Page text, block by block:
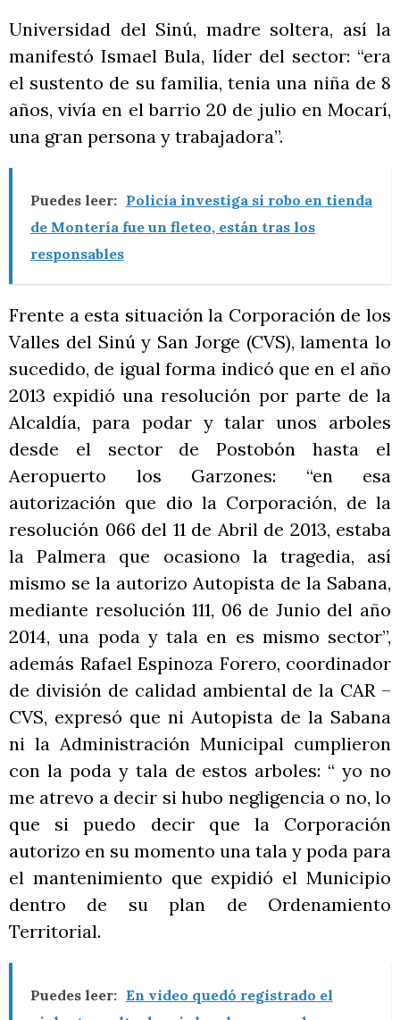
Universidad del Sinú, madre soltera, así la
manifestó Ismael Bula, líder del sector: “era
el sustento de su familia, tenia una niña de 8
años, vivía en el barrio 20 de julio en Mocarí,
una gran persona y trabajadora”.
Puedes leer: Policía investiga si robo en tienda
de Montería fue un fleteo, están tras los
responsables
Frente a esta situación la Corporación de los
Valles del Sinú y San Jorge (CVS), lamenta lo
sucedido, de igual forma indicó que en el año
2013 expidió una resolución por parte de la
Alcaldía, para podar y talar unos arboles
desde el sector de Postobón hasta el
Aeropuerto los Garzones: “en esa
autorización que dio la Corporación, de la
resolución 066 del 11 de Abril de 2013, estaba
la Palmera que ocasiono la tragedia, así
mismo se la autorizo Autopista de la Sabana,
mediante resolución 111, 06 de Junio del año
2014, una poda y tala en es mismo sector”,
además Rafael Espinoza Forero, coordinador
de división de calidad ambiental de la CAR –
CVS, expresó que ni Autopista de la Sabana
ni la Administración Municipal cumplieron
con la poda y tala de estos arboles: “ yo no
me atrevo a decir si hubo negligencia o no, lo
que si puedo decir que la Corporación
autorizo en su momento una tala y poda para
el mantenimiento que expidió el Municipio
dentro de su plan de Ordenamiento
Territorial.
Puedes leer: En video quedó registrado el